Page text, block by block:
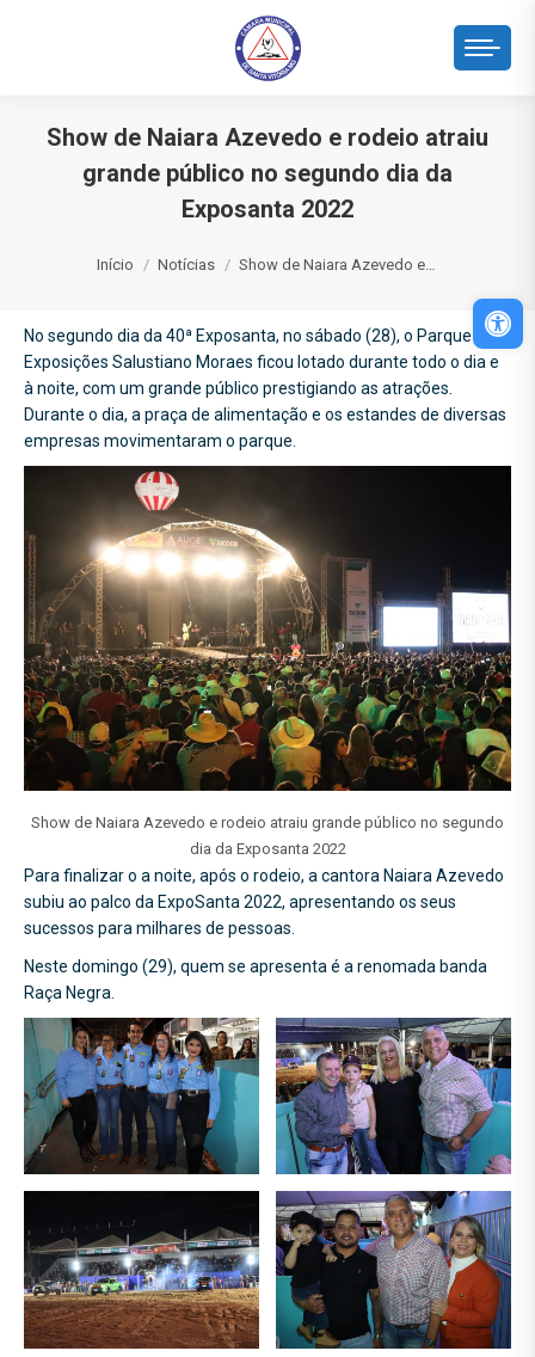
Show de Naiara Azevedo e rodeio atraiu
grande público no segundo dia da
Exposanta 2022
Início Notícias Show de Naiara Azevedo e…
No segundo dia da 40ª Exposanta, no sábado (28), o Parque de
Exposições Salustiano Moraes ficou lotado durante todo o dia e
à noite, com um grande público prestigiando as atrações.
Durante o dia, a praça de alimentação e os estandes de diversas
empresas movimentaram o parque.
Show de Naiara Azevedo e rodeio atraiu grande público no segundo
dia da Exposanta 2022
Para finalizar o a noite, após o rodeio, a cantora Naiara Azevedo
subiu ao palco da ExpoSanta 2022, apresentando os seus
sucessos para milhares de pessoas.
Neste domingo (29), quem se apresenta é a renomada banda
Raça Negra.